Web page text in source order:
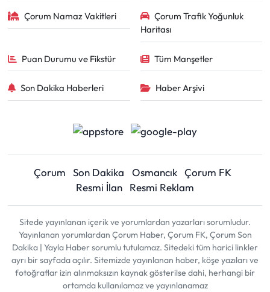
Çorum Namaz Vakitleri
Çorum Trafik Yoğunluk
Haritası
Puan Durumu ve Fikstür Tüm Manşetler
Son Dakika Haberleri Haber Arşivi
Çorum Son Dakika Osmancık Çorum FK
Resmi İlan
Resmi Reklam
Sitede yayınlanan içerik ve yorumlardan yazarları sorumludur.
Yayınlanan yorumlardan Çorum Haber, Çorum FK, Çorum Son
Dakika | Yayla Haber sorumlu tutulamaz. Sitedeki tüm harici linkler
ayrı bir sayfada açılır. Sitemizde yayınlanan haber, köşe yazıları ve
fotoğraflar izin alınmaksızın kaynak gösterilse dahi, herhangi bir
ortamda kullanılamaz ve yayınlanamaz